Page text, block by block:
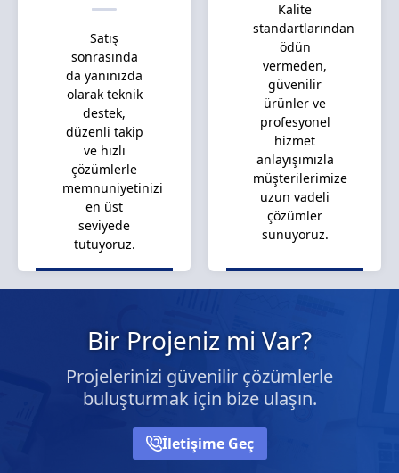
Satış
sonrasında
da yanınızda
olarak teknik
destek,
düzenli takip
ve hızlı
çözümlerle
memnuniyetinizi
en üst
seviyede
tutuyoruz.
Kalite
standartlarından
ödün
vermeden,
güvenilir
ürünler ve
profesyonel
hizmet
anlayışımızla
müşterilerimize
uzun vadeli
çözümler
sunuyoruz.
Bir Projeniz mi Var?
Projelerinizi güvenilir çözümlerle
buluşturmak için bize ulaşın.
İletişime Geç